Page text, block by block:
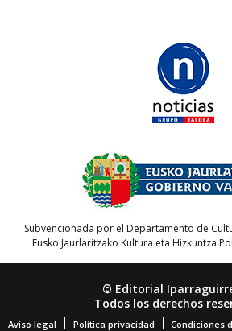
Subvencionada por el Departamento de
Eusko Jaurlaritzako Kultura eta Hizkuntza
© Editorial
Todos los derechos
Aviso legal Política privacidad Condiciones